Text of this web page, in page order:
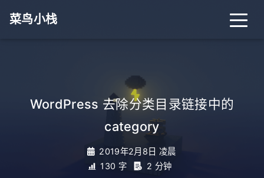
菜鸟小栈
关于
WordPress 去除分类目录链接中的
category
2019年2月8日 凌晨
130 字
2 分钟